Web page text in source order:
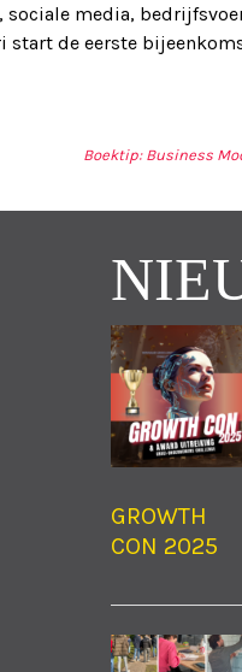
media,
start de eerste
Boektip: Business
GROWTH
CON 2025